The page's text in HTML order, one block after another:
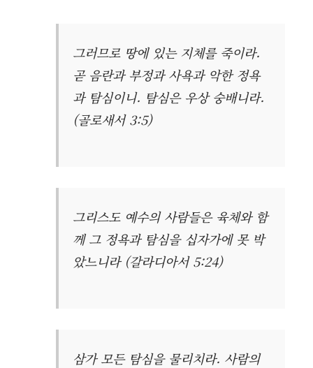
그러므로 땅에 있는 지체를 죽이라.
곧 음란과 부정과 사욕과 악한 정욕
과 탐심이니. 탐심은 우상 숭배니라.
(골로새서 3:5)
그리스도 예수의 사람들은 육체와 함
께 그 정욕과 탐심을 십자가에 못 박
았느니라 (갈라디아서 5:24)
삼가 모든 탐심을 물리치라. 사람의